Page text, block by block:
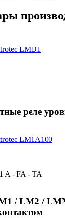
реле
A - FA - TA
/ LM2 /